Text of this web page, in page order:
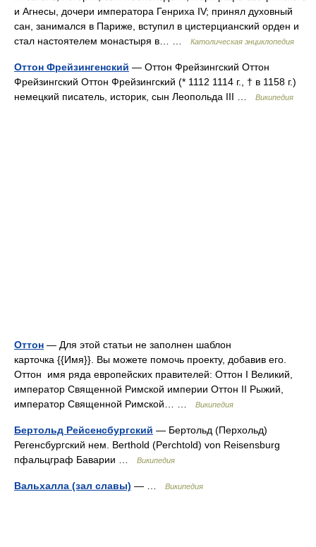
и Агнесы, дочери императора Генриха IV; принял духовный
сан, занимался в Париже, вступил в цистерцианский орден и
стал настоятелем монастыря в… …
Католическая энциклопедия
Оттон Фрейзингенский — Оттон Фрейзингский Оттон
Фрейзингский Оттон Фрейзингский (* 1112 1114 г., † в 1158 г.)
немецкий писатель, историк, сын Леопольда III …
Википедия
Оттон — Для этой статьи не заполнен шаблон
карточка {{Имя}}. Вы можете помочь проекту, добавив его.
Оттон имя ряда европейских правителей: Оттон I Великий,
император Священной Римской империи Оттон II Рыжий,
император Священной Римской… …
Википедия
Бертольд Рейсенсбургский — Бертольд (Перхольд)
Регенсбургский нем. Berthold (Perchtold) von Reisensburg
пфальцграф Баварии …
Википедия
Вальхалла (зал славы) — … Википедия